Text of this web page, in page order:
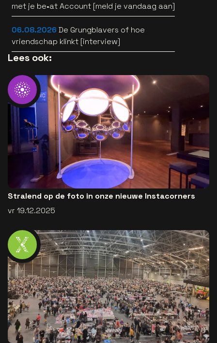
met je be•at Account [meld je vandaag aan]
06.08.2026 De Grungblavers of hoe
vriendschap klinkt [interview]
Lees ook:
Stralend op de foto in onze nieuwe Instacorners
vr 19.12.2025